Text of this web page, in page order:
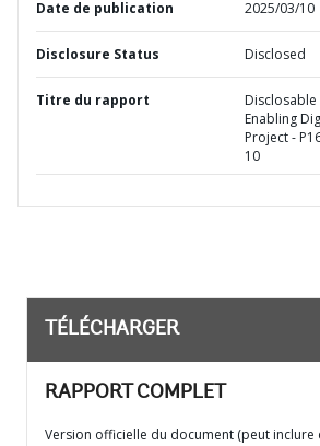
Date de publication 2025/03/10
Disclosure Status Disclosed
Titre du rapport
Disclosable
Enabling
Project -
10
TÉLÉCHARGER
RAPPORT COMPLET
Version officielle du document (peut inclure